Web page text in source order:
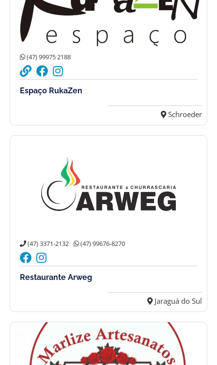
(47) 99975 2188
Espaço RukaZen
Schroeder
(47) 3371-2132 (47) 99676-8270
Restaurante Arweg
Jaraguá do Sul